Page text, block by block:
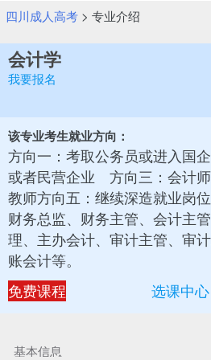
四川成人高考> 专业介绍
会计学
我要报名
该专业考生就业方向：
方向一：考取公务员或进入国
或者民营企业 方向三：会计
教师方向五：继续深造就业岗
财务总监、财务主管、会计主
理、主办会计、审计主管、审
账会计等。
免费课程
选课中心
基本信息